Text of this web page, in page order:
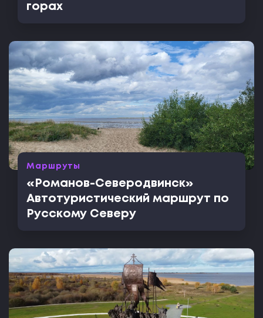
горах
Маршруты
«Романов-Северодвинск»
Автотуристический маршрут по
Русскому Северу